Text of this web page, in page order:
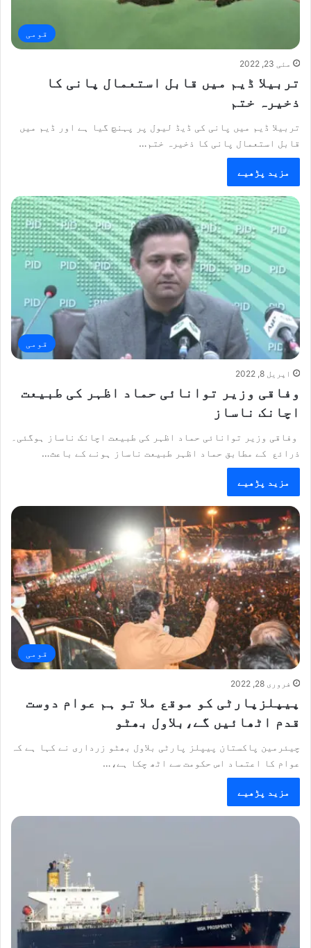
قومی
مئی 23, 2022
تربیلا ڈیم میں قابل استعمال پانی کا
ذخیرہ ختم
تربیلا ڈیم میں پانی کی ڈیڈ لیول پر پہنچ گیا ہے اور ڈیم میں
قابل استعمال پانی کا ذخیرہ ختم…
مزید پڑھیے
قومی
اپریل 8, 2022
وفاقی وزیر توانائی حماد اظہر کی طبیعت
اچانک ناساز
وفاقی وزیر توانائی حماد اظہر کی طبیعت اچانک ناساز ہوگئی۔
ذرائع کے مطابق حماد اظہر طبیعت ناساز ہونے کے باعث…
مزید پڑھیے
قومی
فروری 28, 2022
پیپلزپارٹی کو موقع ملا تو ہم عوام دوست
قدم اٹھائیں گے،بلاول بھٹو
چیئرمین پاکستان پیپلز پارٹی بلاول بھٹو زرداری نے کہا ہے کہ
عوام کا اعتماد اس حکومت سے اٹھ چکا ہے،…
مزید پڑھیے